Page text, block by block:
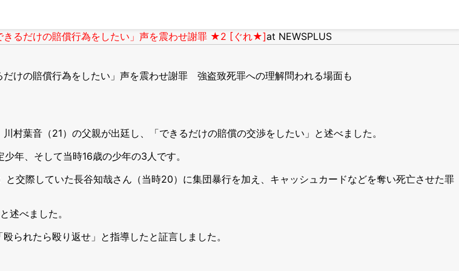
きるだけの賠償行為をしたい」声を震わせ謝罪 ★2 [ぐれ★]at NEWSPLUS
けの賠償行為をしたい」声を震わせ謝罪 強盗致死罪への理解問われる場面も
葉音（21）の父親が出廷し、「できるだけの賠償の交渉をしたい」と述べました。
年、そして当時16歳の少年の3人です。
交際していた長谷知哉さん（当時20）に集団暴行を加え、キャッシュカードなどを奪い死亡させた罪
述べました。
られたら殴り返せ」と指導したと証言しました。